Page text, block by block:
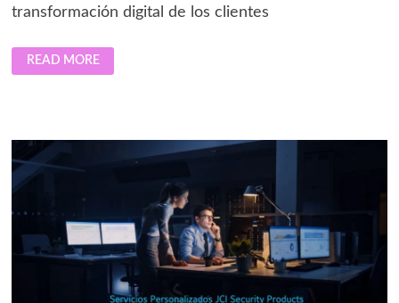
transformación digital de los clientes
LLEGA
MQA
INNOVATION,
EN
LA
NUBE
QUE
TRANSFORMACIÓN
SOSTENIBLE
INTELIGENTE
ORGANIZACIONES
READ MORE